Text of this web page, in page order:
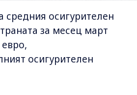
средния осигурителен
за месец март
евро,
осигурителен